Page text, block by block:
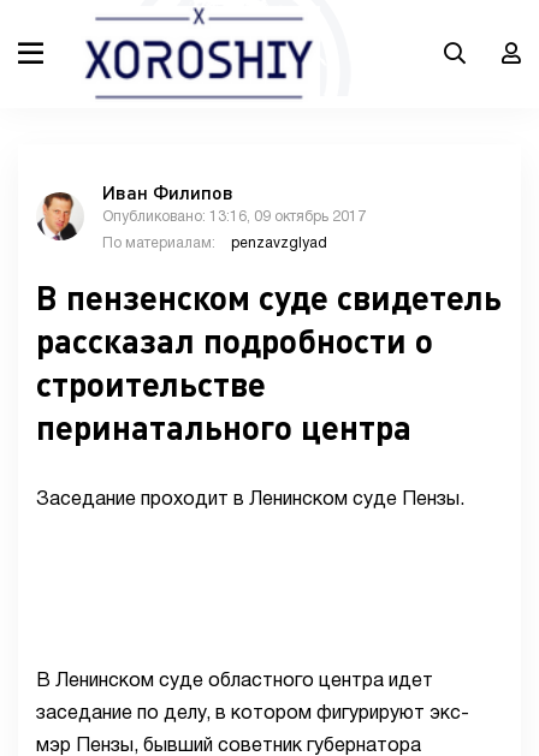
Иван Филипов
Опубликовано: 13:16, 09 октябрь 2017
По материалам:
penzavzglyad
В пензенском суде свидетель
рассказал подробности о
строительстве
перинатального центра
Заседание проходит в Ленинском суде Пензы.
В Ленинском суде областного центра идет
заседание по делу, в котором фигурируют экс-
мэр Пензы, бывший советник губернатора